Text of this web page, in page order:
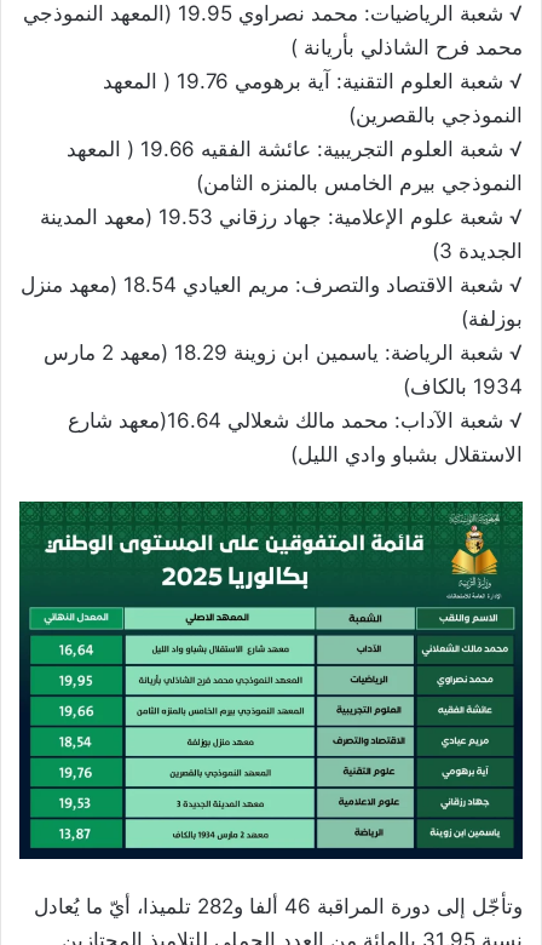
√ شعبة الرياضيات: محمد نصراوي 19.95 (المعهد النموذجي
محمد فرح الشاذلي بأريانة )
√ شعبة العلوم التقنية: آية برهومي 19.76 ( المعهد
النموذجي بالقصرين)
√ شعبة العلوم التجريبية: عائشة الفقيه 19.66 ( المعهد
النموذجي بيرم الخامس بالمنزه الثامن)
√ شعبة علوم الإعلامية: جهاد رزقاني 19.53 (معهد المدينة
الجديدة 3)
√ شعبة الاقتصاد والتصرف: مريم العيادي 18.54 (معهد منزل
بوزلفة)
√ شعبة الرياضة: ياسمين ابن زوينة 18.29 (معهد 2 مارس
1934 بالكاف)
√ شعبة الآداب: محمد مالك شعلالي 16.64(معهد شارع
الاستقلال بشباو وادي الليل)
وتأجّل إلى دورة المراقبة 46 ألفا و282 تلميذا، أيّ ما يُعادل
نسبة 31.95 بالمائة من العدد الجملي للتلاميذ المجتازين